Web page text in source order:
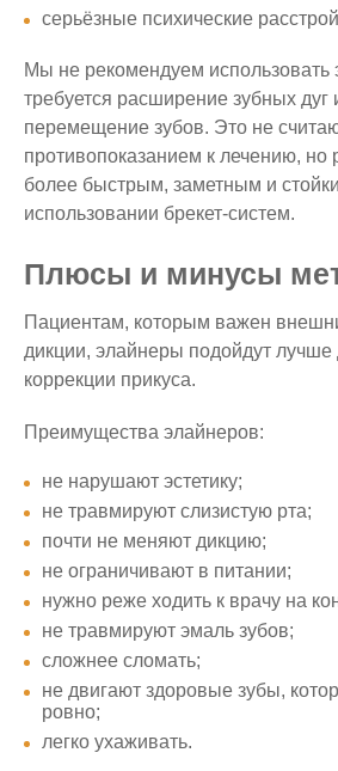
серьёзные психические
Мы не рекомендуем использовать
требуется расширение зубных дуг
перемещение зубов. Это не
противопоказанием к лечению, но
более быстрым, заметным и
использовании брекет-систем.
Плюсы и минусы
Пациентам, которым важен
дикции, элайнеры подойдут лучше
коррекции прикуса.
Преимущества элайнеров:
не нарушают эстетику;
не травмируют слизистую рта;
почти не меняют дикцию;
не ограничивают в питании;
нужно реже ходить к врачу на
не травмируют эмаль зубов;
сложнее сломать;
не двигают здоровые зубы,
ровно;
легко ухаживать.